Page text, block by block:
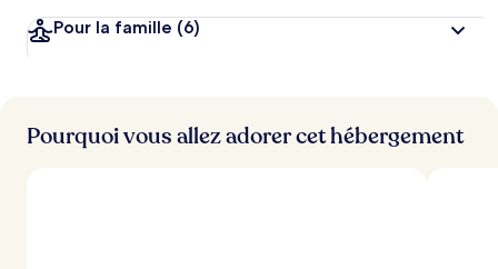
Pour la famille (6)
Pourquoi vous allez adorer cet hébergement